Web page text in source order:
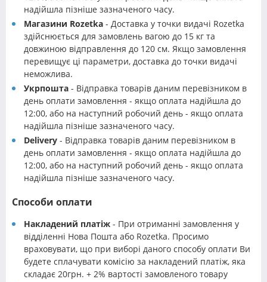
надійшла пізніше зазначеного часу.
Магазини Rozetka - Доставка у точки видачі Rozetka
здійснюється для замовлень вагою до 15 кг та
довжиною відправлення до 120 см. Якщо замовлення
перевищує ці параметри, доставка до точки видачі
неможлива.
Укрпошта - Відправка товарів даним перевізником в
день оплати замовлення - якщо оплата надійшла до
12:00, або на наступний робочий день - якщо оплата
надійшла пізніше зазначеного часу.
Delivery - Відправка товарів даним перевізником в
день оплати замовлення - якщо оплата надійшла до
12:00, або на наступний робочий день - якщо оплата
надійшла пізніше зазначеного часу.
Способи оплати
Накладений платіж - При отриманні замовлення у
відділенні Нова Пошта або Rozetka. Просимо
враховувати, що при виборі даного способу оплати Ви
будете сплачувати комісію за накладений платіж, яка
складає 20грн. + 2% вартості замовленого товару